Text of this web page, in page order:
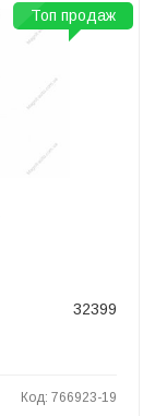
32399
Код: 766923-19
Топ продаж